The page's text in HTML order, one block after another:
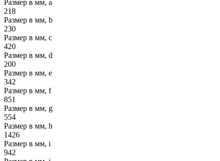
Размер в мм, a
218
Размер в мм, b
230
Размер в мм, c
420
Размер в мм, d
200
Размер в мм, e
342
Размер в мм, f
851
Размер в мм, g
554
Размер в мм, h
1426
Размер в мм, i
942